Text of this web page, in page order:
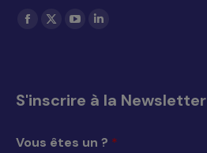
Trouvez nous sur :
La
dans
La
dans
La
dans
La
dans
S'inscrire à la Newsletter
Vous êtes un ? *